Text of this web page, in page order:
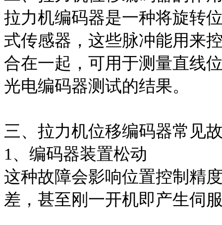
拉力机编码器是一种将旋转
式传感器，这些脉冲能用来
合在一起，可用于测量直线
光电编码器测试的结果。
三、拉力机位移编码器常见
1、编码器装置松动
这种故障会影响位置控制精
差，甚至刚一开机即产生伺